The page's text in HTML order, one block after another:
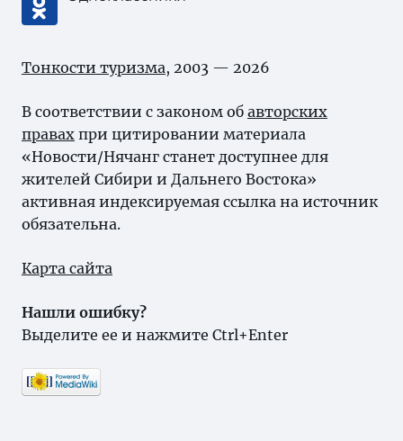
Тонкости туризма, 2003 — 2026
В соответствии с законом об авторских
правах при цитировании материала
«Новости/Нячанг станет доступнее для
жителей Сибири и Дальнего Востока»
активная индексируемая ссылка на источник
обязательна.
Карта сайта
Нашли ошибку?
Выделите ее и нажмите Ctrl+Enter